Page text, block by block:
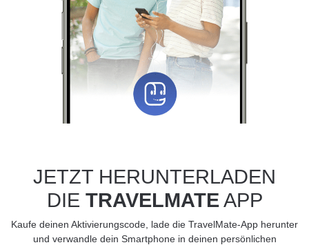
JETZT HERUNTERLADEN
DIE TRAVELMATEAPP
Kaufe deinen Aktivierungscode, lade die TravelMate-App herunter
und verwandle dein Smartphone in deinen persönlichen